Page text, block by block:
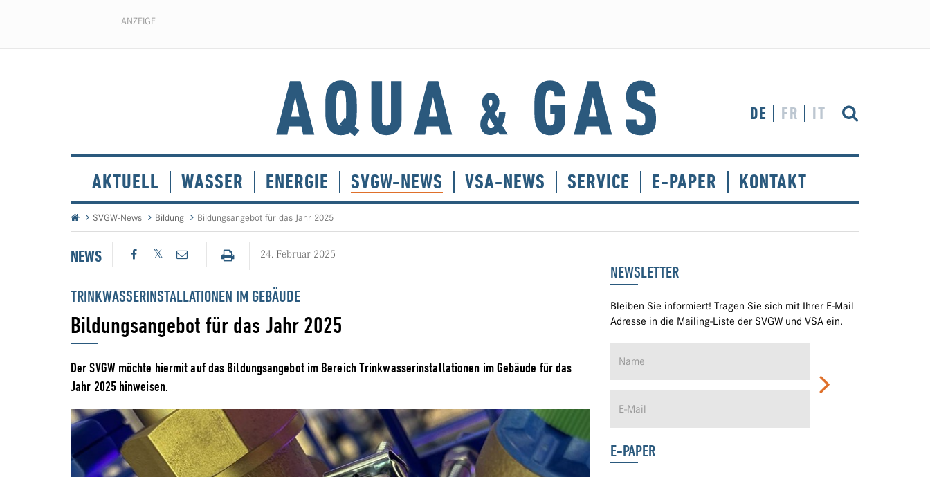
ANZEIGE
DE FR IT
AKTUELL WASSER ENERGIE SVGW-NEWS VSA-NEWS SERVICE E-PAPER KONTAKT
SVGW-News Bildung Bildungsangebot für das Jahr 2025
NEWS 24. Februar 2025
TRINKWASSERINSTALLATIONEN IM GEBÄUDE
Bildungsangebot für das Jahr 2025
Der SVGW möchte hiermit auf das Bildungsangebot im Bereich Trinkwasserinstallationen im Gebäude für das
Jahr 2025 hinweisen.
NEWSLETTER
Bleiben Sie informiert! Tragen Sie sich mit Ihrer E-Mail
Adresse in die Mailing-Liste der SVGW und VSA ein.
E-PAPER